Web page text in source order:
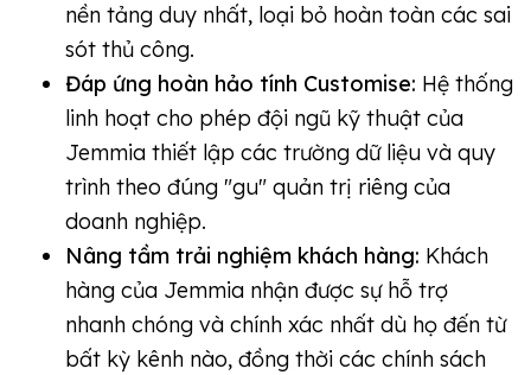
nền tảng duy nhất, loại bỏ hoàn toàn các sai
sót thủ công.
Đáp ứng hoàn hảo tính Customise: Hệ thống
linh hoạt cho phép đội ngũ kỹ thuật của
Jemmia thiết lập các trường dữ liệu và quy
trình theo đúng "gu" quản trị riêng của
doanh nghiệp.
Nâng tầm trải nghiệm khách hàng: Khách
hàng của Jemmia nhận được sự hỗ trợ
nhanh chóng và chính xác nhất dù họ đến từ
bất kỳ kênh nào, đồng thời các chính sách